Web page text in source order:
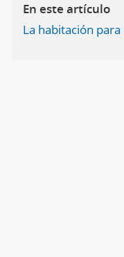
En este artículo
La habitación